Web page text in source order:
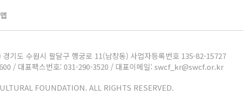
기도 수원시 팔달구 행궁로 11(남창동) 사업자등록번호 135-82-15727
/ 대표팩스번호: 031-290-3520 / 대표이메일: swcf_kr@swcf.or.kr
FOUNDATION. ALL RIGHTS RESERVED.